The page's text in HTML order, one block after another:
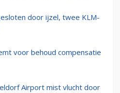
door ijzel, twee KLM-
voor behoud compensatie
Airport mist vlucht door